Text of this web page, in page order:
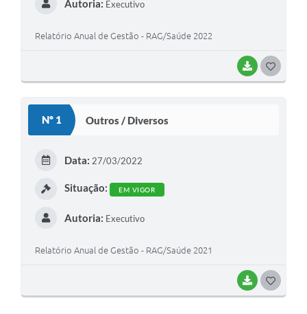
BAIXAR
Autoria: Executivo
Relatório Anual de Gestão - RAG/Saúde 2022
Nº 1 Outros / Diversos
BAIXAR
Data: 27/03/2022
Situação: EM VIGOR
Autoria: Executivo
Relatório Anual de Gestão - RAG/Saúde 2021